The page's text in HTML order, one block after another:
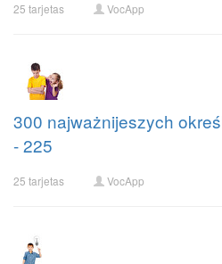
25 tarjetas VocApp
300 najważnijeszych
- 225
25 tarjetas VocApp